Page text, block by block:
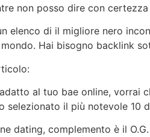
non posso dire con
elenco di il migliore nero
Hai bisogno backlink
al tuo bae online, vorrai
selezionato il più notevole
dating, complemento è il